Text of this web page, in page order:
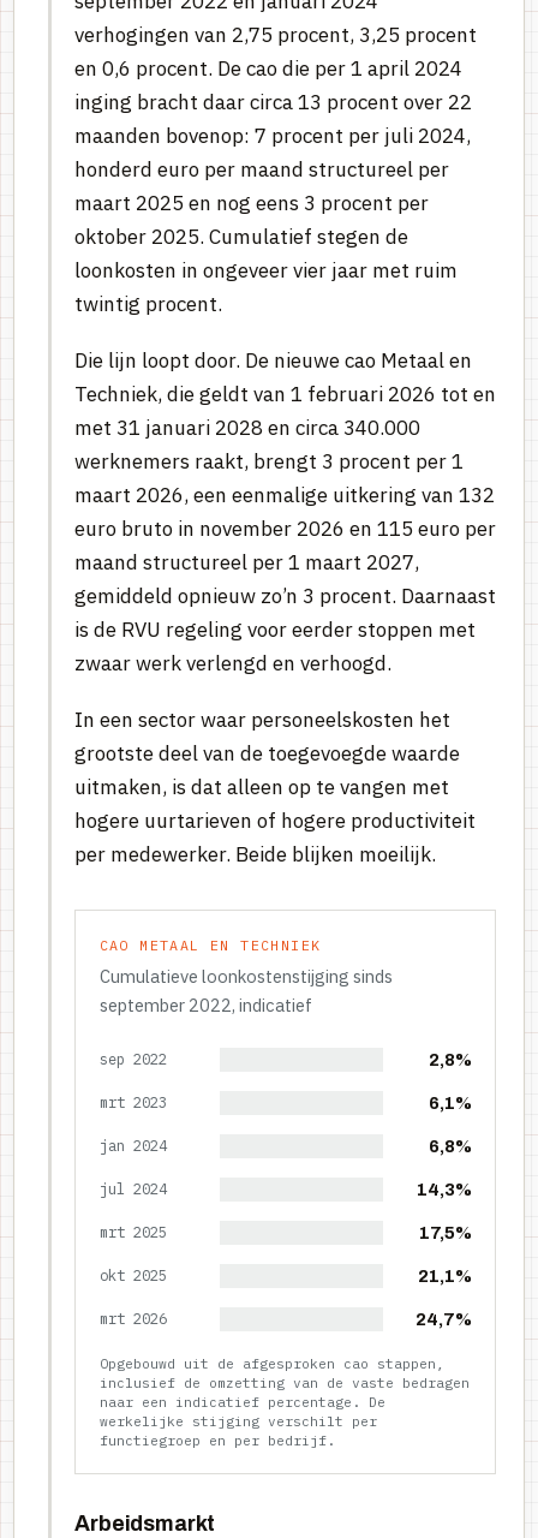
verhogingen van 2,75 procent, 3,25 procent
en 0,6 procent. De cao die per 1 april 2024
inging bracht daar circa 13 procent over 22
maanden bovenop: 7 procent per juli 2024,
honderd euro per maand structureel per
maart 2025 en nog eens 3 procent per
oktober 2025. Cumulatief stegen de
loonkosten in ongeveer vier jaar met ruim
twintig procent.
Die lijn loopt door. De nieuwe cao Metaal en
Techniek, die geldt van 1 februari 2026 tot en
met 31 januari 2028 en circa 340.000
werknemers raakt, brengt 3 procent per 1
maart 2026, een eenmalige uitkering van 132
euro bruto in november 2026 en 115 euro per
maand structureel per 1 maart 2027,
gemiddeld opnieuw zo’n 3 procent. Daarnaast
is de RVU regeling voor eerder stoppen met
zwaar werk verlengd en verhoogd.
In een sector waar personeelskosten het
grootste deel van de toegevoegde waarde
uitmaken, is dat alleen op te vangen met
hogere uurtarieven of hogere productiviteit
per medewerker. Beide blijken moeilijk.
CAO METAAL EN TECHNIEK
Cumulatieve loonkostenstijging sinds
september 2022, indicatief
sep 2022 2,8%
mrt 2023 6,1%
jan 2024 6,8%
jul 2024 14,3%
mrt 2025 17,5%
okt 2025 21,1%
mrt 2026 24,7%
Opgebouwd uit de afgesproken cao stappen,
inclusief de omzetting van de vaste bedragen
naar een indicatief percentage. De
werkelijke stijging verschilt per
functiegroep en per bedrijf.
Arbeidsmarkt